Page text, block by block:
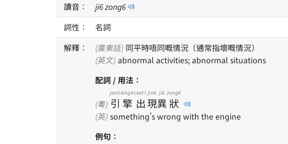
讀音： ji6zong6
詞性：
名詞
解釋：
(廣東話) 同平時唔同嘅情況（通常指壞嘅情況）
(英文) abnormal activities; abnormal situations
配詞 / 用法：
(粵) 引
jan5
擎
king4
出
ceot1
現
jin6
異
ji6
狀
zong6
(英) something's wrong with the engine
例句：